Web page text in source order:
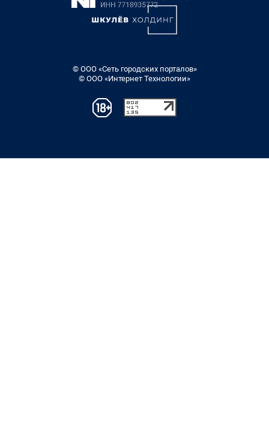
© ООО «Сеть городских порталов»
© ООО «Интернет Технологии»